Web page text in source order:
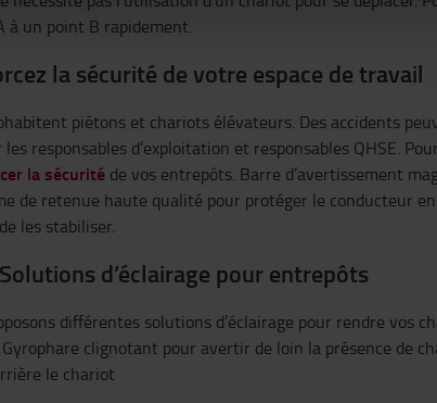
à un point B rapidement.
la sécurité de votre espace de travail
piétons et chariots élévateurs. Des accidents
responsables d’exploitation et responsables QHSE.
la sécurité de vos entrepôts. Barre d’avertissement
de retenue haute qualité pour protéger le conducteur
les stabiliser.
Solutions d’éclairage pour entrepôts
différentes solutions d’éclairage pour rendre vos
Gyrophare clignotant pour avertir de loin la présence de
le chariot